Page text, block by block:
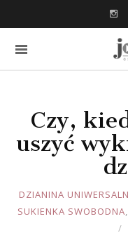
Czy,
uszyć
JOULE
DZIANINA
SUKIENKA SWOBODNA,